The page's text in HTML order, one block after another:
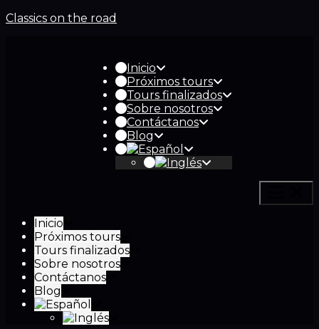
Classics on the road
Inicio
Próximos tours
Tours finalizados
Sobre nosotros
Contáctanos
Blog
Inicio
Próximos tours
Tours finalizados
Sobre nosotros
Contáctanos
Blog